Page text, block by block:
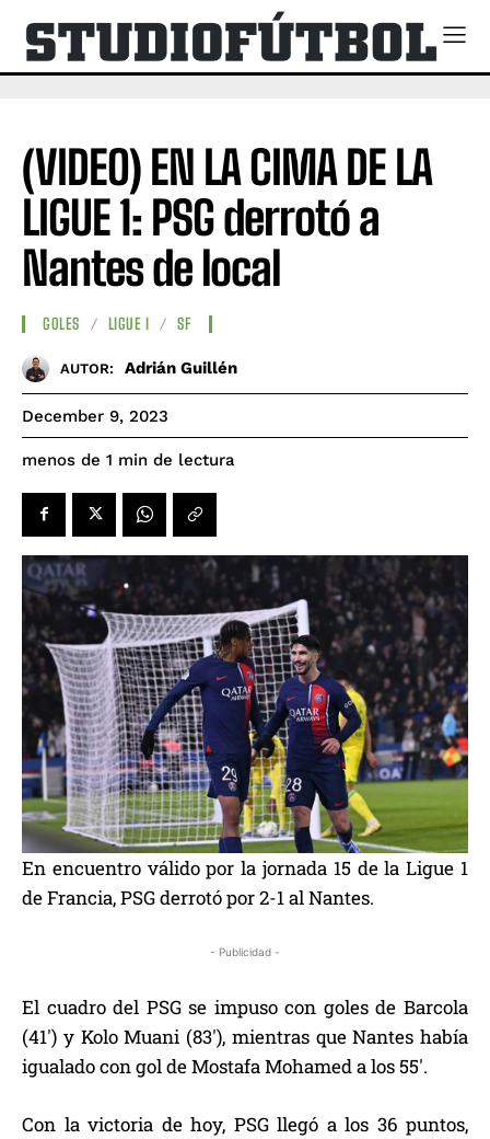
(VIDEO) EN LA CIMA DE LA
LIGUE 1: PSG derrotó a
Nantes de local
GOLES LIGUE I SF
AUTOR: Adrián Guillén
December 9, 2023
menos de 1 min de lectura
En encuentro válido por la jornada 15 de la Ligue 1
de Francia, PSG derrotó por 2-1 al Nantes.
- Publicidad -
El cuadro del PSG se impuso con goles de Barcola
(41′) y Kolo Muani (83′), mientras que Nantes había
igualado con gol de Mostafa Mohamed a los 55′.
Con la victoria de hoy, PSG llegó a los 36 puntos,